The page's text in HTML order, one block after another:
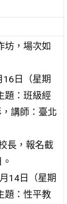
坊，場次如
日（星期
題：班級經
講師：臺北
長，報名截
14日（星期
題：性平教